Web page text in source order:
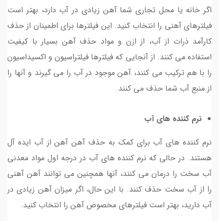
اگر خانه یا محل تجاری شما آهن زیادی در آب دارد، بهتر است
فیلترهای آهنی را انتخاب کنید. این فیلترها برای اطمینان از حذف
کارآمد ذرات از آب، از ازن و مواد حذف آهن بسیار با کیفیت
استفاده می کنند. از آنجایی که فیلترها فیلتراسیون و اکسیداسیون
را با هم ترکیب می کنند، آهن موجود در آب را می گیرند و آنها را
از منبع آب شما حذف می کنند.
نرم کننده های آب
نرم کننده های آب برای کمک به حذف آهن آهن از آب ایده آل
هستند. در حالی که نرم کننده های آب در درجه اول مواد معدنی
آب سخت را درمان می کنند، آنها همچنین می توانند آهن آهنی
را از آب سخت حذف کنند. با این حال، اگر میزان آهن زیادی در
آب دارید، بهتر است فیلترهای مخصوص آهن را انتخاب کنید.